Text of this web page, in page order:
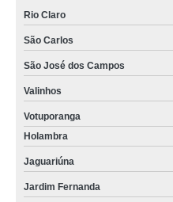
Rio Claro
São Carlos
São José dos Campos
Valinhos
Votuporanga
Holambra
Jaguariúna
Jardim Fernanda